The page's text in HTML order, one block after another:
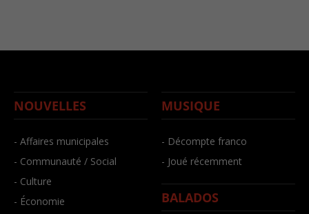
NOUVELLES
- Affaires municipales
- Communauté / Social
- Culture
- Économie
MUSIQUE
- Décompte franco
- Joué récemment
BALADOS